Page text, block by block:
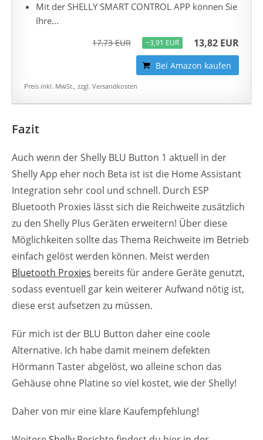
Mit der SHELLY SMART CONTROL APP können Sie
Ihre...
17,73 EUR −3,91 EUR 13,82 EUR
Bei Amazon kaufen
Preis inkl. MwSt., zzgl. Versandkosten
Fazit
Auch wenn der Shelly BLU Button 1 aktuell in der
Shelly App eher noch Beta ist ist die Home Assistant
Integration sehr cool und schnell. Durch ESP
Bluetooth Proxies lässt sich die Reichweite zusätzlich
zu den Shelly Plus Geräten erweitern! Über diese
Möglichkeiten sollte das Thema Reichweite im Betrieb
einfach gelöst werden können. Meist werden
Bluetooth Proxies bereits für andere Geräte genutzt,
sodass eventuell gar kein weiterer Aufwand nötig ist,
diese erst aufsetzen zu müssen.
Für mich ist der BLU Button daher eine coole
Alternative. Ich habe damit meinem defekten
Hörmann Taster abgelöst, wo alleine schon das
Gehäuse ohne Platine so viel kostet, wie der Shelly!
Daher von mir eine klare Kaufempfehlung!